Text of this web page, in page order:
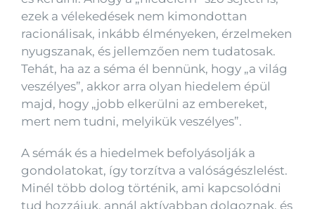
ezek a vélekedések nem kimondottan
racionálisak, inkább élményeken, érzelmeken
nyugszanak, és jellemzően nem tudatosak.
Tehát, ha az a séma él bennünk, hogy „a világ
veszélyes”, akkor arra olyan hiedelem épül
majd, hogy „jobb elkerülni az embereket,
mert nem tudni, melyikük veszélyes”.
A sémák és a hiedelmek befolyásolják a
gondolatokat, így torzítva a valóságészlelést.
Minél több dolog történik, ami kapcsolódni
tud hozzájuk, annál aktívabban dolgoznak, és